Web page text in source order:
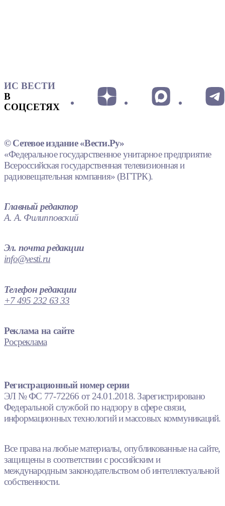
ИС ВЕСТИ
В
СОЦСЕТЯХ
© Сетевое издание «Вести.Ру»
«Федеральное государственное унитарное предприятие
Всероссийская государственная телевизионная и
радиовещательная компания» (ВГТРК).
Главный редактор
А. А. Филипповский
Эл. почта редакции
info@vesti.ru
Телефон редакции
+7 495 232 63 33
Реклама на сайте
Росреклама
Регистрационный номер серии
ЭЛ № ФС 77-72266 от 24.01.2018. Зарегистрировано
Федеральной службой по надзору в сфере связи,
информационных технологий и массовых коммуникаций.
Все права на любые материалы, опубликованные на сайте,
защищены в соответствии с российским и
международным законодательством об интеллектуальной
собственности.